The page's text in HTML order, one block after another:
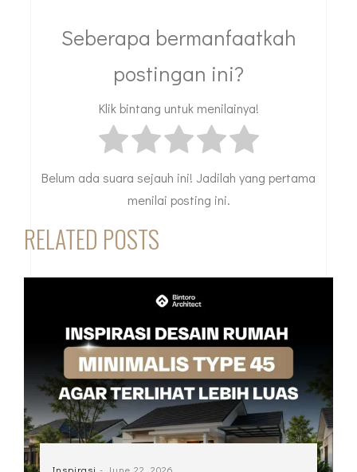
Seberapa bermanfaatkah
postingan ini?
Klik bintang untuk menilainya!
Belum ada suara sejauh ini! Jadilah yang pertama
menilai posting ini.
RELATED POSTS
Inspirasi - June 22, 2026